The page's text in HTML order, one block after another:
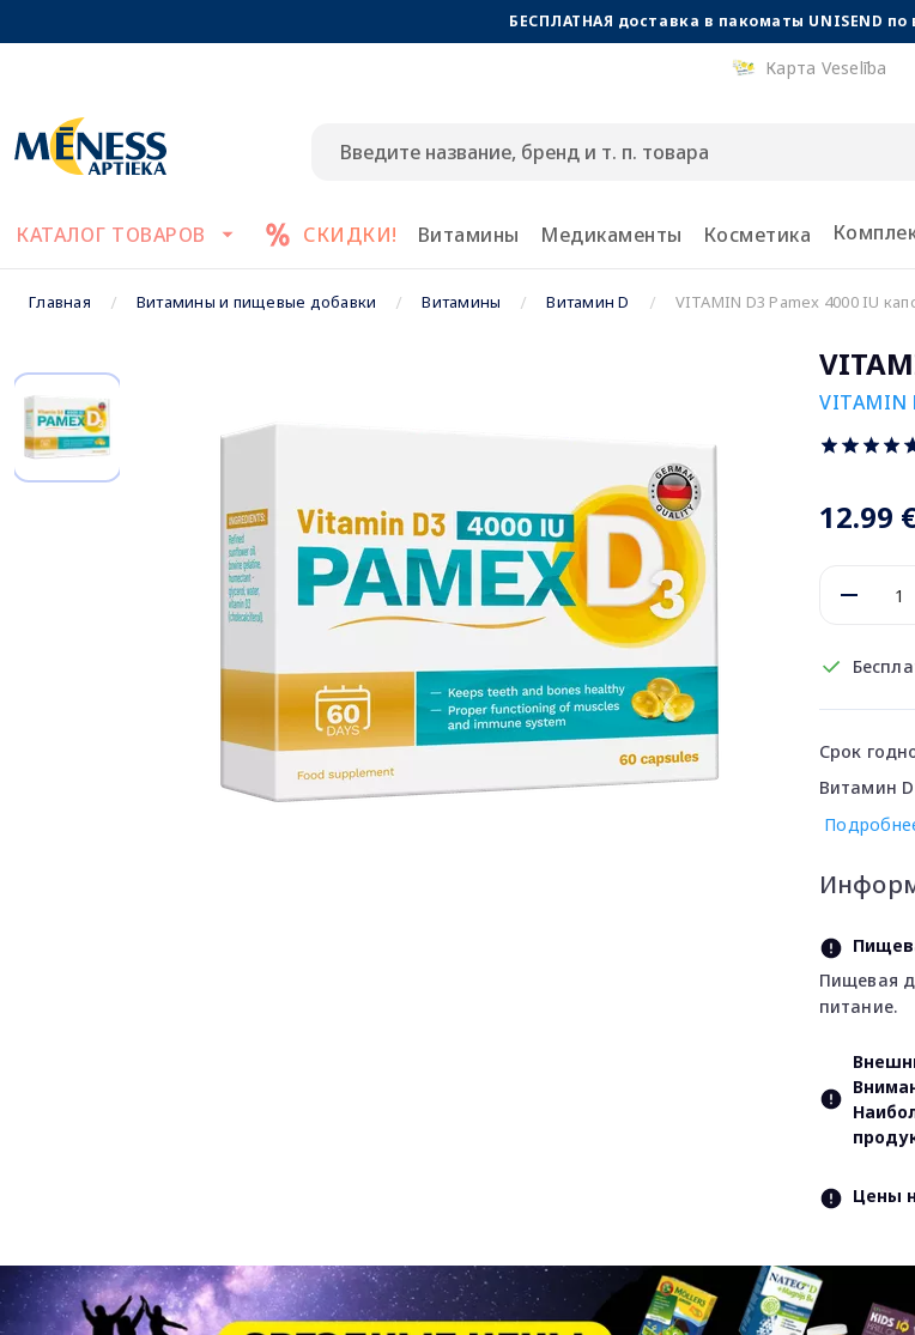
БЕСПЛАТНАЯ доставка в пакоматы UNISEND по
Карта Veselība
КАТАЛОГ ТОВАРОВ СКИДКИ! Витамины Медикаменты Косметика
Главная Витамины и пищевые добавки Витамины Витамин D VITAMIN D3 Pamex 4000 IU
VITAMIN
12.99
Срок
Витамин
Пищевая
питание.
Цены